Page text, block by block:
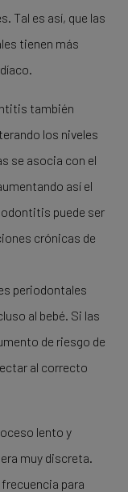
Tal es así, que las
tienen más
también
los niveles
se asocia con el
así el
puede ser
crónicas de
periodontales
al bebé. Si las
de riesgo de
al correcto
lento y
muy discreta.
para